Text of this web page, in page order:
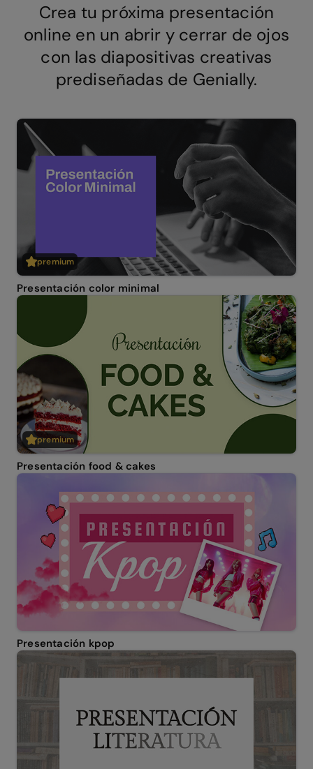
Crea tu próxima presentación
online en un abrir y cerrar de ojos
con las diapositivas creativas
prediseñadas de Genially.
premium
Presentación color minimal
premium
Presentación food & cakes
Presentación kpop